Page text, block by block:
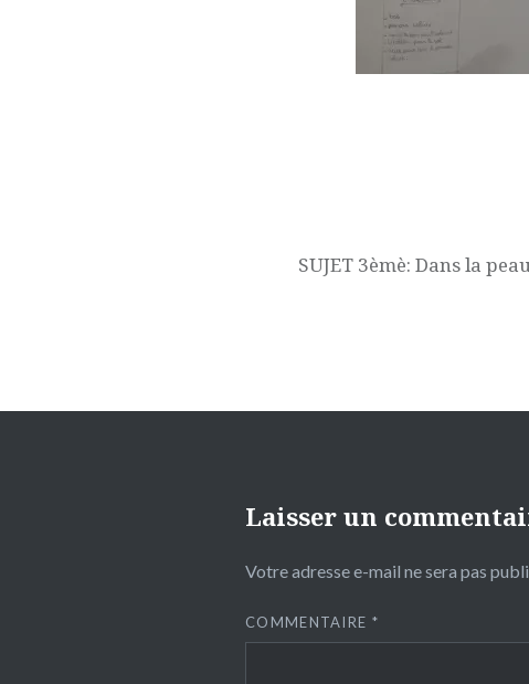
SUJET 3èmè: Dans la
Laisser un
Votre adresse e-mail ne sera pas
COMMENTAIRE *